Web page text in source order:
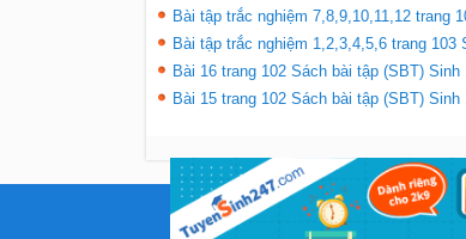
Bài tập trắc nghiệm 7,8,9,10,11,12 trang
Bài tập trắc nghiệm 1,2,3,4,5,6 trang
Bài 16 trang 102 Sách bài tập (SBT)
Bài 15 trang 102 Sách bài tập (SBT)